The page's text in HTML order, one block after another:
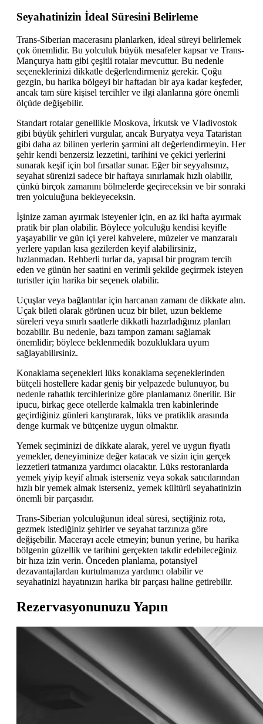
Seyahatinizin İdeal Süresini Belirleme
Trans-Siberian macerasını planlarken, ideal süreyi belirlemek
çok önemlidir. Bu yolculuk büyük mesafeler kapsar ve Trans-
Mançurya hattı gibi çeşitli rotalar mevcuttur. Bu nedenle
seçeneklerinizi dikkatle değerlendirmeniz gerekir. Çoğu
gezgin, bu harika bölgeyi bir haftadan bir aya kadar keşfeder,
ancak tam süre kişisel tercihler ve ilgi alanlarına göre önemli
ölçüde değişebilir.
Standart rotalar genellikle Moskova, İrkutsk ve Vladivostok
gibi büyük şehirleri vurgular, ancak Buryatya veya Tataristan
gibi daha az bilinen yerlerin şarmini alt değerlendirmeyin. Her
şehir kendi benzersiz lezzetini, tarihini ve çekici yerlerini
sunarak keşif için bol fırsatlar sunar. Eğer bir seyyahsınız,
seyahat sürenizi sadece bir haftaya sınırlamak hızlı olabilir,
çünkü birçok zamanını bölmelerde geçireceksin ve bir sonraki
tren yolculuğuna bekleyeceksin.
İşinize zaman ayırmak isteyenler için, en az iki hafta ayırmak
pratik bir plan olabilir. Böylece yolculuğu kendisi keyifle
yaşayabilir ve gün içi yerel kahvelere, müzeler ve manzaralı
yerlere yapılan kısa gezilerden keyif alabilirsiniz,
hızlanmadan. Rehberli turlar da, yapısal bir program tercih
eden ve günün her saatini en verimli şekilde geçirmek isteyen
turistler için harika bir seçenek olabilir.
Uçuşlar veya bağlantılar için harcanan zamanı de dikkate alın.
Uçak bileti olarak görünen ucuz bir bilet, uzun bekleme
süreleri veya sınırlı saatlerle dikkatli hazırladığınız planları
bozabilir. Bu nedenle, bazı tampon zamanı sağlamak
önemlidir; böylece beklenmedik bozukluklara uyum
sağlayabilirsiniz.
Konaklama seçenekleri lüks konaklama seçeneklerinden
bütçeli hostellere kadar geniş bir yelpazede bulunuyor, bu
nedenle rahatlık tercihlerinize göre planlamanız önerilir. Bir
ipucu, birkaç gece otellerde kalmakla tren kabinlerinde
geçirdiğiniz günleri karıştırarak, lüks ve pratiklik arasında
denge kurmak ve bütçenize uygun olmaktır.
Yemek seçiminizi de dikkate alarak, yerel ve uygun fiyatlı
yemekler, deneyiminize değer katacak ve sizin için gerçek
lezzetleri tatmanıza yardımcı olacaktır. Lüks restoranlarda
yemek yiyip keyif almak isterseniz veya sokak satıcılarından
hızlı bir yemek almak isterseniz, yemek kültürü seyahatinizin
önemli bir parçasıdır.
Trans-Siberian yolculuğunun ideal süresi, seçtiğiniz rota,
gezmek istediğiniz şehirler ve seyahat tarzınıza göre
değişebilir. Macerayı acele etmeyin; bunun yerine, bu harika
bölgenin güzellik ve tarihini gerçekten takdir edebileceğiniz
bir hıza izin verin. Önceden planlama, potansiyel
dezavantajlardan kurtulmanıza yardımcı olabilir ve
seyahatinizi hayatınızın harika bir parçası haline getirebilir.
Rezervasyonunuzu Yapın